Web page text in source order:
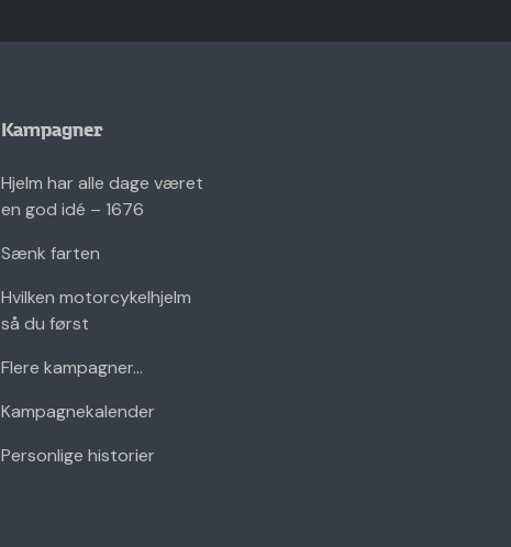
Kampagner
Hjelm har alle dage været
en god idé – 1676
Sænk farten
Hvilken motorcykelhjelm
så du først
Flere kampagner...
Kampagnekalender
Personlige historier